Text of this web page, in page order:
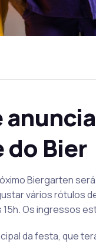
do Bier
Biergarten
vários rótulos
Os ingressos
da festa, que